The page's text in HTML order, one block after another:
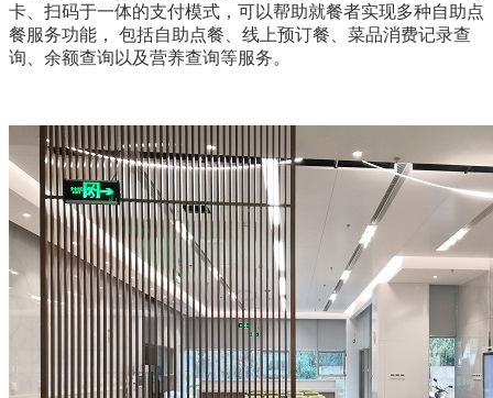
卡、扫码于一体的支付模式，可以帮助就餐者实现多种自助点
餐服务功能， 包括自助点餐、线上预订餐、菜品消费记录查
询、余额查询以及营养查询等服务。